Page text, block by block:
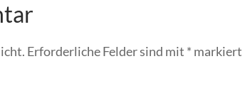
Erforderliche Felder sind mit * markiert